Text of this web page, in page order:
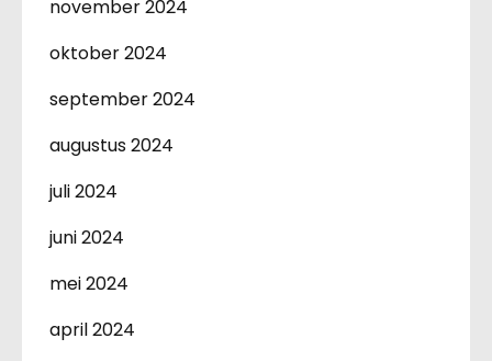
november 2024
oktober 2024
september 2024
augustus 2024
juli 2024
juni 2024
mei 2024
april 2024